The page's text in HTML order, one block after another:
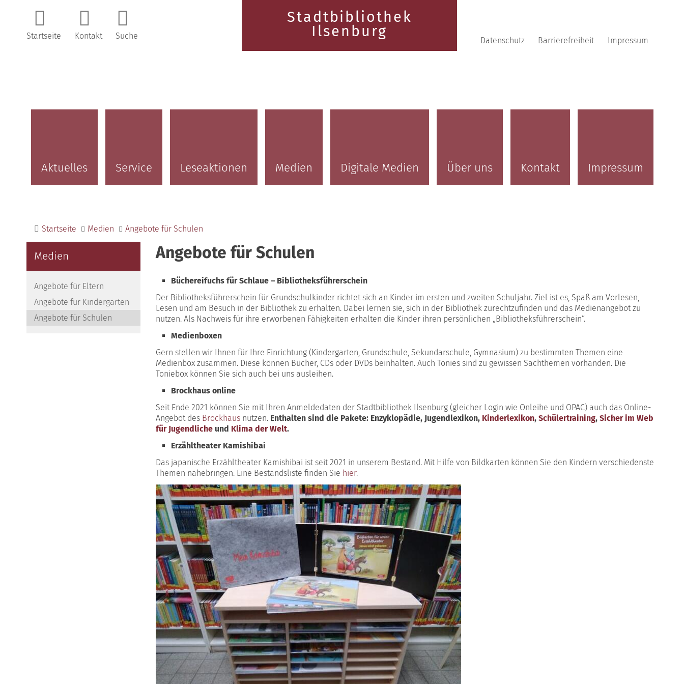
Startseite Kontakt Suche
Stadtbibliothek
Ilsenburg
Datenschutz Barrierefreiheit Impressum
Aktuelles Service Leseaktionen Medien Digitale Medien Über uns Kontakt Impressum
Startseite Medien Angebote für Schulen
Medien
Angebote für Eltern
Angebote für Kindergärten
Angebote für Schulen
Angebote für Schulen
Büchereifuchs für Schlaue – Bibliotheksführerschein
Der Bibliotheksführerschein für Grundschulkinder richtet sich an Kinder im ersten und zweiten Schuljahr. Ziel ist es, Spaß am Vorlesen,
Lesen und am Besuch in der Bibliothek zu erhalten. Dabei lernen sie, sich in der Bibliothek zurechtzufinden und das Medienangebot zu
nutzen. Als Nachweis für ihre erworbenen Fähigkeiten erhalten die Kinder ihren persönlichen „Bibliotheksführerschein“.
Medienboxen
Gern stellen wir Ihnen für Ihre Einrichtung (Kindergarten, Grundschule, Sekundarschule, Gymnasium) zu bestimmten Themen eine
Medienbox zusammen. Diese können Bücher, CDs oder DVDs beinhalten. Auch Tonies sind zu gewissen Sachthemen vorhanden. Die
Toniebox können Sie sich auch bei uns ausleihen.
Brockhaus online
Seit Ende 2021 können Sie mit Ihren Anmeldedaten der Stadtbibliothek Ilsenburg (gleicher Login wie Onleihe und OPAC) auch das Online-
Angebot des Brockhaus nutzen. Enthalten sind die Pakete: Enzyklopädie, Jugendlexikon, Kinderlexikon, Schülertraining, Sicher im Web
für Jugendliche und Klima der Welt.
Erzähltheater Kamishibai
Das japanische Erzähltheater Kamishibai ist seit 2021 in unserem Bestand. Mit Hilfe von Bildkarten können Sie den Kindern verschiedenste
Themen nahebringen. Eine Bestandsliste finden Sie hier.